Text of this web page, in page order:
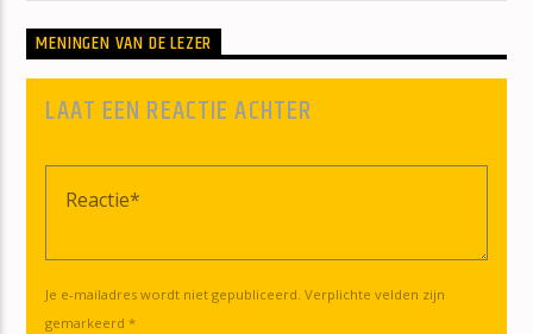
MENINGEN VAN DE LEZER
LAAT EEN REACTIE ACHTER
Je e-mailadres wordt niet gepubliceerd. Verplichte velden zijn
gemarkeerd *